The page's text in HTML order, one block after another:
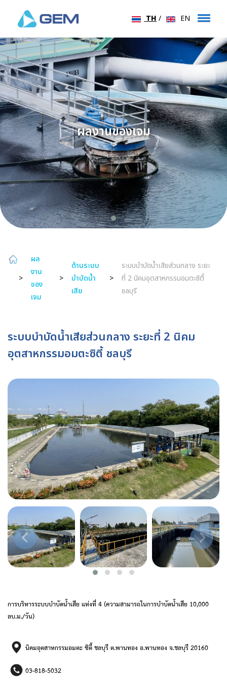
TH/ EN
ผลงานของเจม
>
ผล
งาน
ของ
เจม
>
ด้านระบบ
บำบัดน้ำ
เสีย
>
ระบบบำบัดน้ำเสียส่วนกลาง ระยะ
ที่ 2 นิคมอุตสาหกรรมอมตะซิตี้
ชลบุรี
ระบบบำบัดน้ำเสียส่วนกลาง ระยะที่ 2 นิคม
อุตสาหกรรมอมตะซิตี้ ชลบุรี
การบริหารระบบบำบัดน้ำเสีย แห่งที่ 4 (ความสามารถในการบำบัดน้ำเสีย 10,000
ลบ.ม./วัน)
นิคมอุตสาหกรรมอมตะ ซิตี้ ชลบุรี ต.พานทอง อ.พานทอง จ.ชลบุรี 20160
03-818-5032